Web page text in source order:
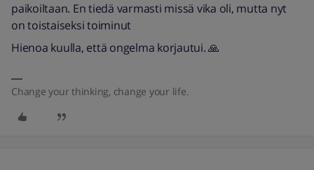
paikoiltaan. En tiedä varmasti missä vika oli, mutta nyt
on toistaiseksi toiminut
Hienoa kuulla, että ongelma korjautui. 🙏
Change your thinking, change your life.